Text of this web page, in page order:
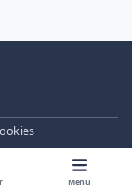
2003
Menu